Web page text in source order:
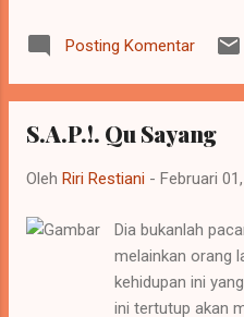
kemudian si bapak itu turun,
langsung jatuh dan teriak2
gw yg paling berisik bilang
semakin kencang nyupir
akal2anya dia untuk cari
pada akhirnya dia minta uang
ongkos pulang lalu untuk
di kasih kalo gak ngasih pasti
jelas si kenek bis. Gw
Posting Komentar
S.A.P.!. Qu Sayang
Oleh Riri Restiani - Februari
Dia bukanlah
melainkan orang
kehidupan ini
ini tertutup akan